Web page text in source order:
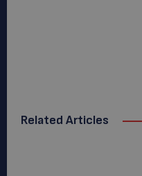
Related Articles